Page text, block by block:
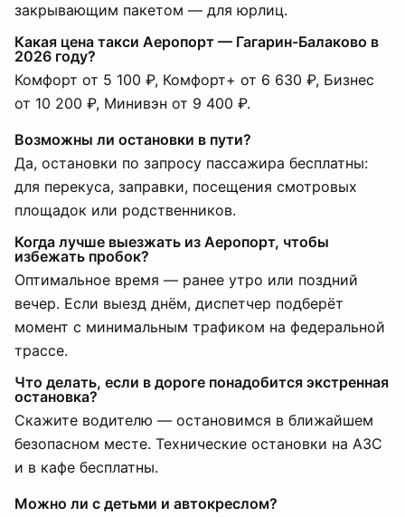
закрывающим пакетом — для юрлиц.
Какая цена такси Аеропорт — Гагарин-Балаково в
2026 году?
Комфорт от 5 100 ₽, Комфорт+ от 6 630 ₽, Бизнес
от 10 200 ₽, Минивэн от 9 400 ₽.
Возможны ли остановки в пути?
Да, остановки по запросу пассажира бесплатны:
для перекуса, заправки, посещения смотровых
площадок или родственников.
Когда лучше выезжать из Аеропорт, чтобы
избежать пробок?
Оптимальное время — ранее утро или поздний
вечер. Если выезд днём, диспетчер подберёт
момент с минимальным трафиком на федеральной
трассе.
Что делать, если в дороге понадобится экстренная
остановка?
Скажите водителю — остановимся в ближайшем
безопасном месте. Технические остановки на АЗС
и в кафе бесплатны.
Можно ли с детьми и автокреслом?